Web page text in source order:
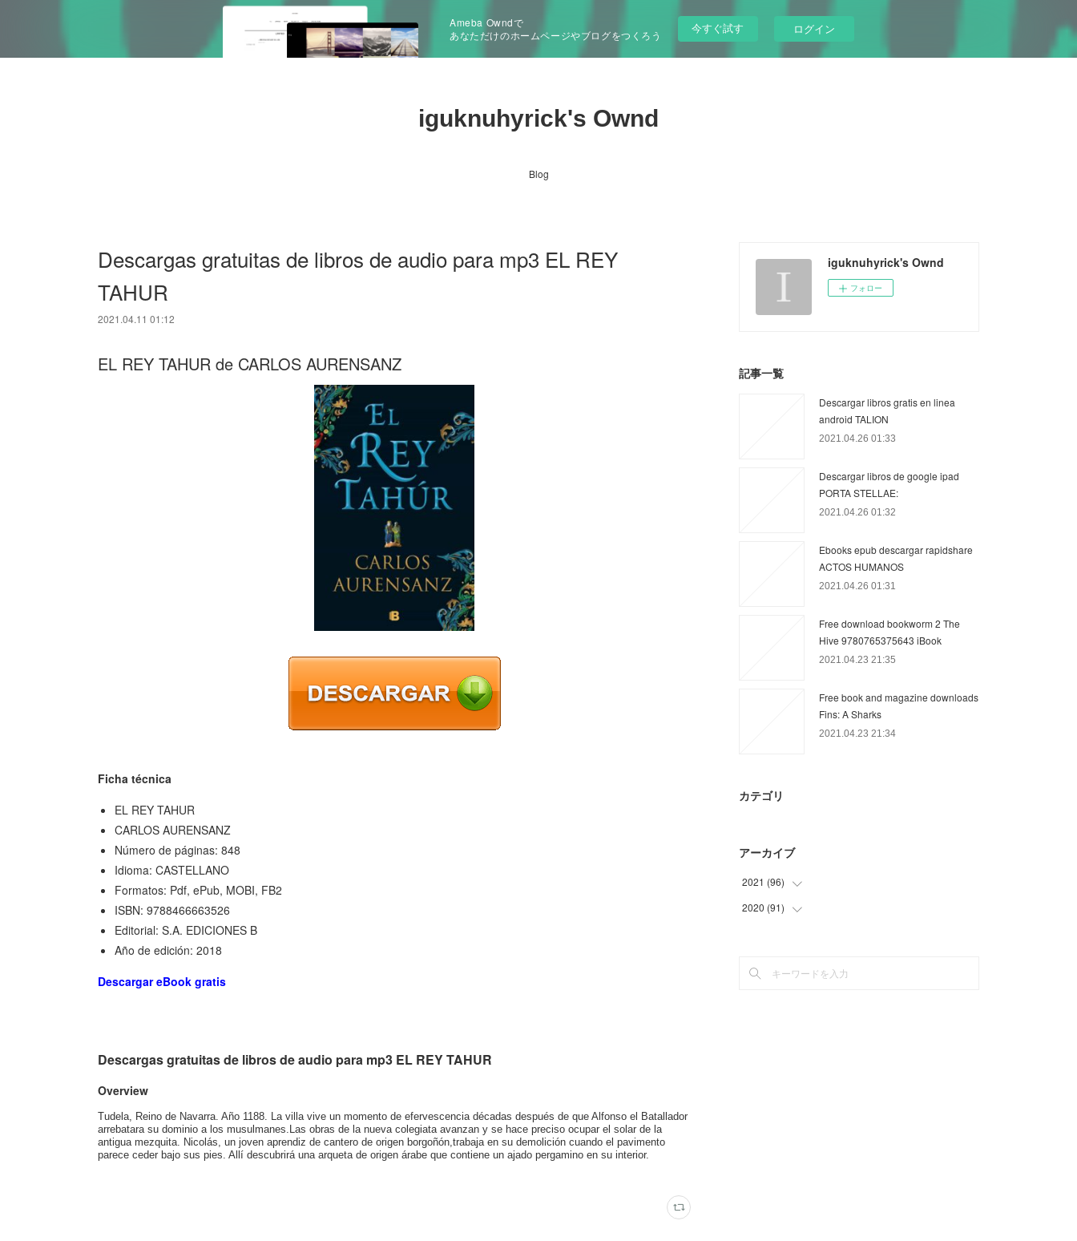
Ameba Owndで
あなただけのホームページやブログをつくろう
今すぐ試す ログイン
iguknuhyrick's Ownd
Blog
Descargas gratuitas de libros de audio para mp3 EL REY
TAHUR
2021.04.11 01:12
EL REY TAHUR de CARLOS AURENSANZ
Ficha técnica
EL REY TAHUR
CARLOS AURENSANZ
Número de páginas: 848
Idioma: CASTELLANO
Formatos: Pdf, ePub, MOBI, FB2
ISBN: 9788466663526
Editorial: S.A. EDICIONES B
Año de edición: 2018
Descargar eBook gratis
Descargas gratuitas de libros de audio para mp3 EL REY TAHUR
Overview
Tudela, Reino de Navarra. Año 1188. La villa vive un momento de efervescencia décadas después de que Alfonso el Batallador
arrebatara su dominio a los musulmanes.Las obras de la nueva colegiata avanzan y se hace preciso ocupar el solar de la
antigua mezquita. Nicolás, un joven aprendiz de cantero de origen borgoñón,trabaja en su demolición cuando el pavimento
parece ceder bajo sus pies. Allí descubrirá una arqueta de origen árabe que contiene un ajado pergamino en su interior.
iguknuhyrick's Ownd
フォロー
記事一覧
Descargar libros gratis en linea
android TALION
2021.04.26 01:33
Descargar libros de google ipad
PORTA STELLAE:
2021.04.26 01:32
Ebooks epub descargar rapidshare
ACTOS HUMANOS
2021.04.26 01:31
Free download bookworm 2 The
Hive 9780765375643 iBook
2021.04.23 21:35
Free book and magazine downloads
Fins: A Sharks
2021.04.23 21:34
カテゴリ
アーカイブ
2021 (96)
(27
)
(
2020 (91)
(